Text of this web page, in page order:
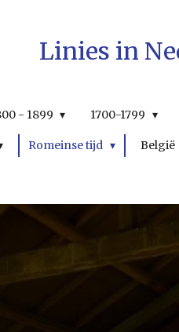
Linies in
- 1899 1700-1799
Romeinse tijd België